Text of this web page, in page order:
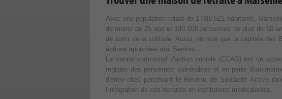
Avec une population totale de 1 038 521 habitants,
de moins de 25 ans et 190 000 personnes de plus de 60
de sortir de la solitude. Aussi, on note que la capitale des
actions apportées aux Seniors.
Le centre communal d'action sociale (CCAS) est un
registre des personnes vulnérables et en perte
d'entre-elles percevant le Revenu de Solidarité Active
l'intégration de ces retraités en institutions médicalisées.